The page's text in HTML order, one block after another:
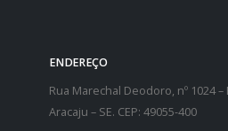
ENDEREÇO
Rua Marechal Deodoro, nº 1024
Aracaju – SE. CEP: 49055-400